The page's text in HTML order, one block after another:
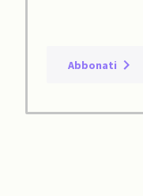
Abbonati